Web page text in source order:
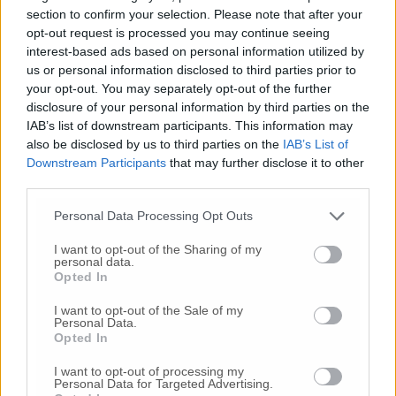
section to confirm your selection. Please note that after your
opt-out request is processed you may continue seeing
interest-based ads based on personal information utilized by
us or personal information disclosed to third parties prior to
your opt-out. You may separately opt-out of the further
disclosure of your personal information by third parties on the
IAB’s list of downstream participants. This information may
also be disclosed by us to third parties on the IAB’s List of
Downstream Participants that may further disclose it to other
Personal Data Processing Opt Outs
I want to opt-out of the Sharing of my
personal data.
Opted In
I want to opt-out of the Sale of my
Personal Data.
Opted In
I want to opt-out of processing my
Personal Data for Targeted Advertising.
© RIPRODUZIONE RISERVATA
Vai alla home
Commenti
Nessun commento presente
Commenta
Commenta l'articolo